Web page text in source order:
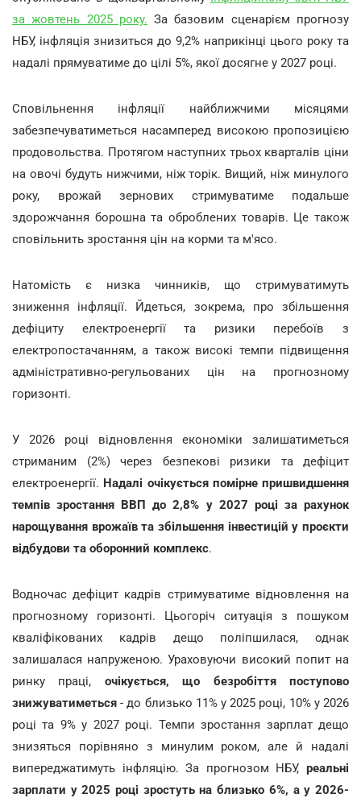
за жовтень 2025 року. За базовим сценарієм прогнозу
НБУ, інфляція знизиться до 9,2% наприкінці цього року та
надалі прямуватиме до цілі 5%, якої досягне у 2027 році.
Сповільнення інфляції найближчими місяцями
забезпечуватиметься насамперед високою пропозицією
продовольства. Протягом наступних трьох кварталів ціни
на овочі будуть нижчими, ніж торік. Вищий, ніж минулого
року, врожай зернових стримуватиме подальше
здорожчання борошна та оброблених товарів. Це також
сповільнить зростання цін на корми та м'ясо.
Натомість є низка чинників, що стримуватимуть
зниження інфляції. Йдеться, зокрема, про збільшення
дефіциту електроенергії та ризики перебоїв з
електропостачанням, а також високі темпи підвищення
адміністративно-регульованих цін на прогнозному
горизонті.
У 2026 році відновлення економіки залишатиметься
стриманим (2%) через безпекові ризики та дефіцит
електроенергії. Надалі очікується помірне пришвидшення
темпів зростання ВВП до 2,8% у 2027 році за рахунок
нарощування врожаїв та збільшення інвестицій у проєкти
відбудови та оборонний комплекс.
Водночас дефіцит кадрів стримуватиме відновлення на
прогнозному горизонті. Цьогоріч ситуація з пошуком
кваліфікованих кадрів дещо поліпшилася, однак
залишалася напруженою. Ураховуючи високий попит на
ринку праці, очікується, що безробіття поступово
знижуватиметься- до близько 11% у 2025 році, 10% у 2026
році та 9% у 2027 році. Темпи зростання зарплат дещо
знизяться порівняно з минулим роком, але й надалі
випереджатимуть інфляцію. За прогнозом НБУ, реальні
зарплати у 2025 році зростуть на близько 6%, а у 2026-